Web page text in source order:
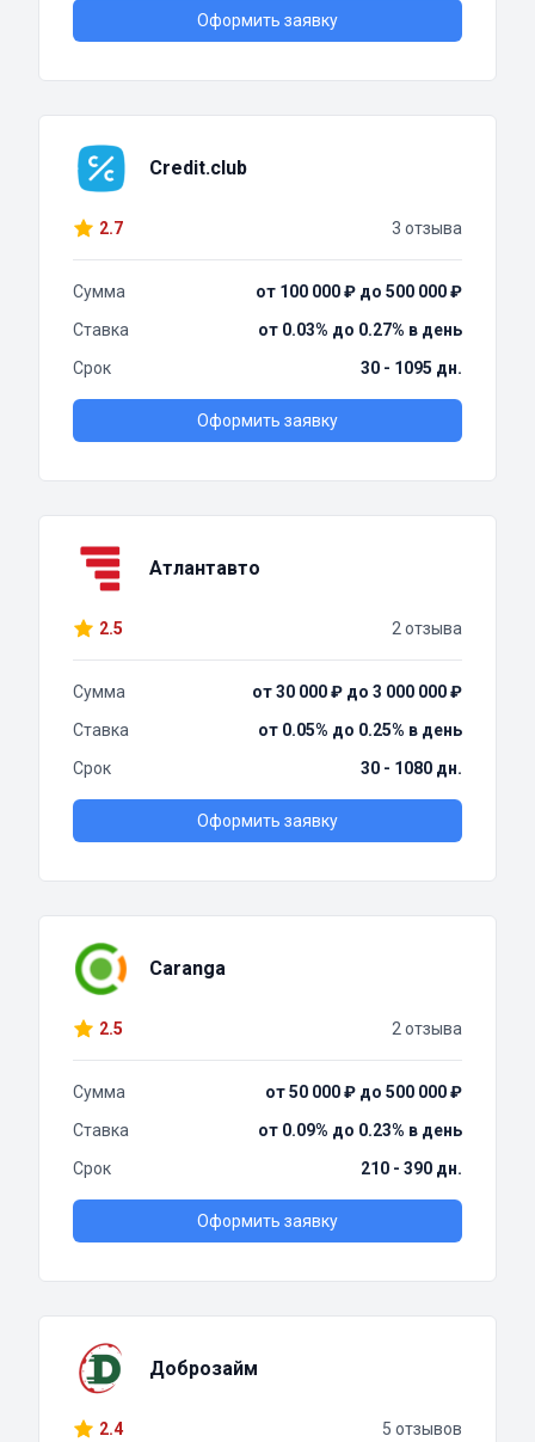
Оформить заявку
Credit.club
2.7 3 отзыва
Сумма
от 100 000 ₽ до 500 000 ₽
Ставка
от 0.03% до 0.27% в день
Срок
30 - 1095 дн.
Оформить заявку
Атлантавто
2.5 2 отзыва
Сумма
от 30 000 ₽ до 3 000 000 ₽
Ставка
от 0.05% до 0.25% в день
Срок
30 - 1080 дн.
Оформить заявку
Caranga
2.5 2 отзыва
Сумма
от 50 000 ₽ до 500 000 ₽
Ставка
от 0.09% до 0.23% в день
Срок
210 - 390 дн.
Оформить заявку
Доброзайм
2.4 5 отзывов